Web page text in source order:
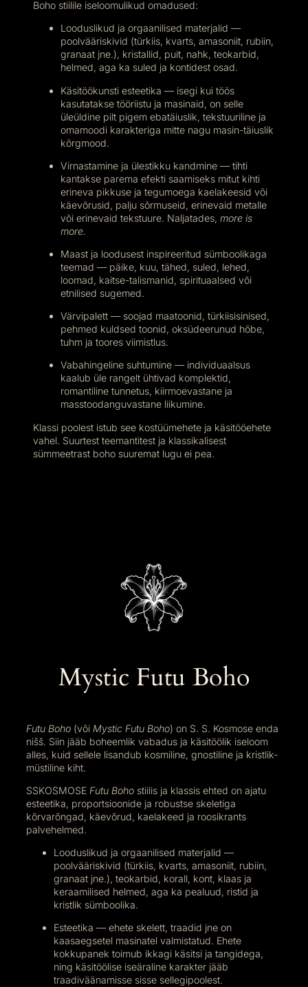
Boho stiilile iseloomulikud omadused:
Looduslikud ja orgaanilised materjalid —
poolvääriskivid (türkiis, kvarts, amasoniit, rubiin,
granaat jne.), kristallid, puit, nahk, teokarbid,
helmed, aga ka suled ja kontidest osad.
Käsitöökunsti esteetika — isegi kui töös
kasutatakse tööriistu ja masinaid, on selle
üleüldine pilt pigem ebatäiuslik, tekstuuriline ja
omamoodi karakteriga mitte nagu masin-täiuslik
kõrgmood.
Virnastamine ja ülestikku kandmine — tihti
kantakse parema efekti saamiseks mitut kihti
erineva pikkuse ja tegumoega kaelakeesid või
käevõrusid, palju sõrmuseid, erinevaid metalle
või erinevaid tekstuure. Naljatades, more is
more.
Maast ja loodusest inspireeritud sümboolikaga
teemad — päike, kuu, tähed, suled, lehed,
loomad, kaitse-talismanid, spirituaalsed või
etnilised sugemed.
Värvipalett — soojad maatoonid, türkiisisinised,
pehmed kuldsed toonid, oksüdeerunud hõbe,
tuhm ja toores viimistlus.
Vabahingeline suhtumine — individuaalsus
kaalub üle rangelt ühtivad komplektid,
romantiline tunnetus, kiirmoevastane ja
masstoodanguvastane liikumine.
Klassi poolest istub see kostüümehete ja käsitööehete
vahel. Suurtest teemantitest ja klassikalisest
sümmeetrast boho suuremat lugu ei pea.
Mystic Futu Boho
Futu Boho (või Mystic Futu Boho) on S. S. Kosmose enda
nišš. Siin jääb boheemlik vabadus ja käsitöölik iseloom
alles, kuid sellele lisandub kosmiline, gnostiline ja kristlik-
müstiline kiht.
SSKOSMOSE Futu Boho stiilis ja klassis ehted on ajatu
esteetika, proportsioonide ja robustse skeletiga
kõrvarõngad, käevõrud, kaelakeed ja roosikrants
palvehelmed.
Looduslikud ja orgaanilised materjalid —
poolvääriskivid (türkiis, kvarts, amasoniit, rubiin,
granaat jne.), teokarbid, korall, kont, klaas ja
keraamilised helmed, aga ka pealuud, ristid ja
kristlik sümboolika.
Esteetika — ehete skelett, traadid jne on
kaasaegsetel masinatel valmistatud. Ehete
kokkupanek toimub ikkagi käsitsi ja tangidega,
ning käsitöölise iseäraline karakter jääb
traadiväänamisse sisse sellegipoolest.